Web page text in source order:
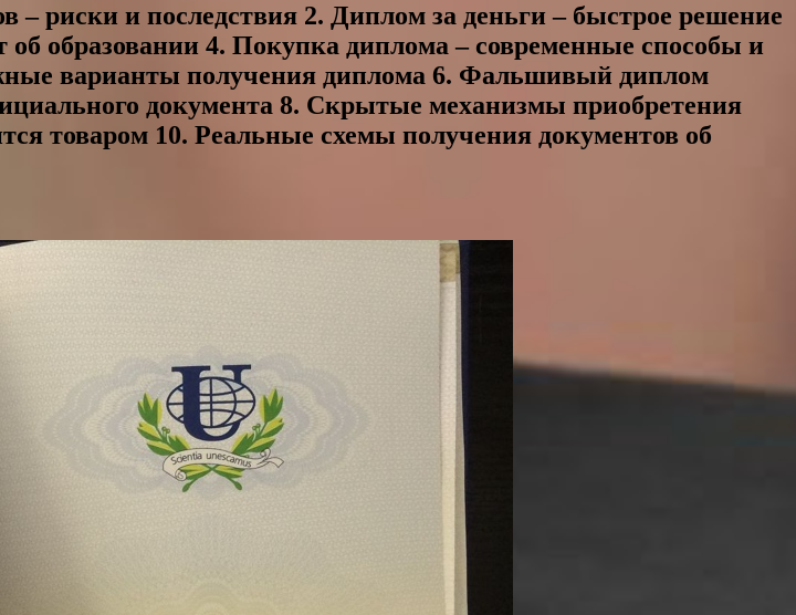
– риски и последствия 2. Диплом за деньги – быстрое решение
образовании 4. Покупка диплома – современные способы и
варианты получения диплома 6. Фальшивый диплом
документа 8. Скрытые механизмы приобретения
товаром 10. Реальные схемы получения документов об